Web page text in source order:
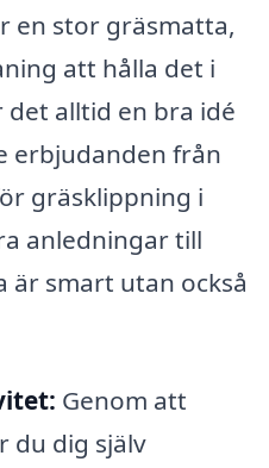
en stor gräsmatta,
att hålla det i
det alltid en bra idé
erbjudanden från
gräsklippning i
anledningar till
smart utan också
Genom att
du dig själv